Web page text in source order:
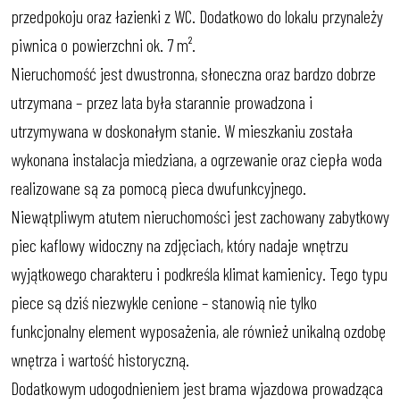
przedpokoju oraz łazienki z WC. Dodatkowo do lokalu przynależy
piwnica o powierzchni ok. 7 m².
Nieruchomość jest dwustronna, słoneczna oraz bardzo dobrze
utrzymana – przez lata była starannie prowadzona i
utrzymywana w doskonałym stanie. W mieszkaniu została
wykonana instalacja miedziana, a ogrzewanie oraz ciepła woda
realizowane są za pomocą pieca dwufunkcyjnego.
Niewątpliwym atutem nieruchomości jest zachowany zabytkowy
piec kaflowy widoczny na zdjęciach, który nadaje wnętrzu
wyjątkowego charakteru i podkreśla klimat kamienicy. Tego typu
piece są dziś niezwykle cenione – stanowią nie tylko
funkcjonalny element wyposażenia, ale również unikalną ozdobę
wnętrza i wartość historyczną.
Dodatkowym udogodnieniem jest brama wjazdowa prowadząca